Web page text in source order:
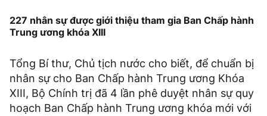
227 nhân sự được giới thiệu tham gia Ban Chấp hành
Trung ương khóa XIII
Tổng Bí thư, Chủ tịch nước cho biết, để chuẩn bị
nhân sự cho Ban Chấp hành Trung ương Khóa
XIII, Bộ Chính trị đã 4 lần phê duyệt nhân sự quy
hoạch Ban Chấp hành Trung ương khóa mới với